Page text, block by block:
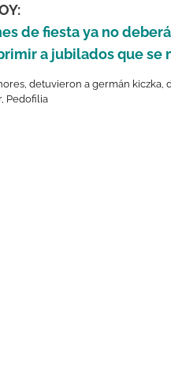
de fiesta ya no
a jubilados que se
, detuvieron a germán kiczka,
, Pedofilia